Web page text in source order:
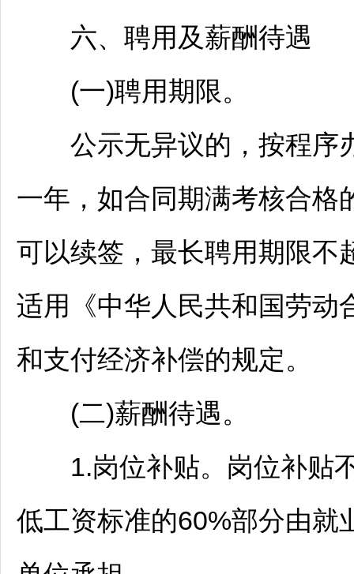
六、聘用及薪酬待遇
(一)聘用期限。
公示无异议的，按程序
一年，如合同期满考核合格
可以续签，最长聘用期限不
适用《中华人民共和国劳动
和支付经济补偿的规定。
(二)薪酬待遇。
1.岗位补贴。岗位补贴不
低工资标准的60%部分由就